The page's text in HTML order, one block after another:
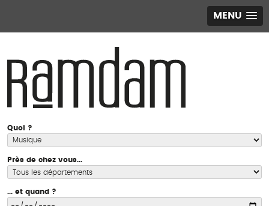
MENU
Quoi ?
Près de chez vous...
... et quand ?